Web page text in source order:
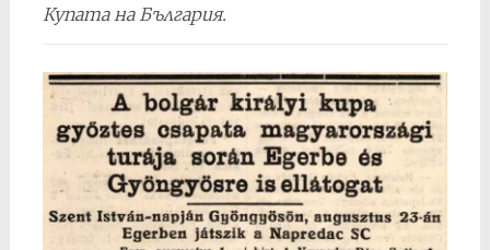
Купата на България.